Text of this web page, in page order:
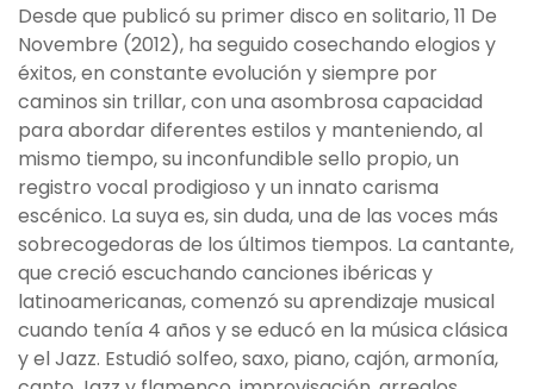
Desde que publicó su primer disco en solitario, 11 De
Novembre (2012), ha seguido cosechando elogios y
éxitos, en constante evolución y siempre por
caminos sin trillar, con una asombrosa capacidad
para abordar diferentes estilos y manteniendo, al
mismo tiempo, su inconfundible sello propio, un
registro vocal prodigioso y un innato carisma
escénico. La suya es, sin duda, una de las voces más
sobrecogedoras de los últimos tiempos. La cantante,
que creció escuchando canciones ibéricas y
latinoamericanas, comenzó su aprendizaje musical
cuando tenía 4 años y se educó en la música clásica
y el Jazz. Estudió solfeo, saxo, piano, cajón, armonía,